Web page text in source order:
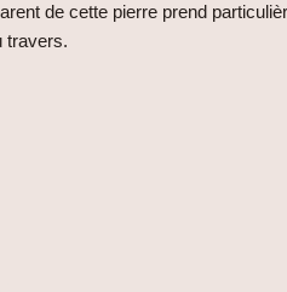
de cette pierre prend
travers.